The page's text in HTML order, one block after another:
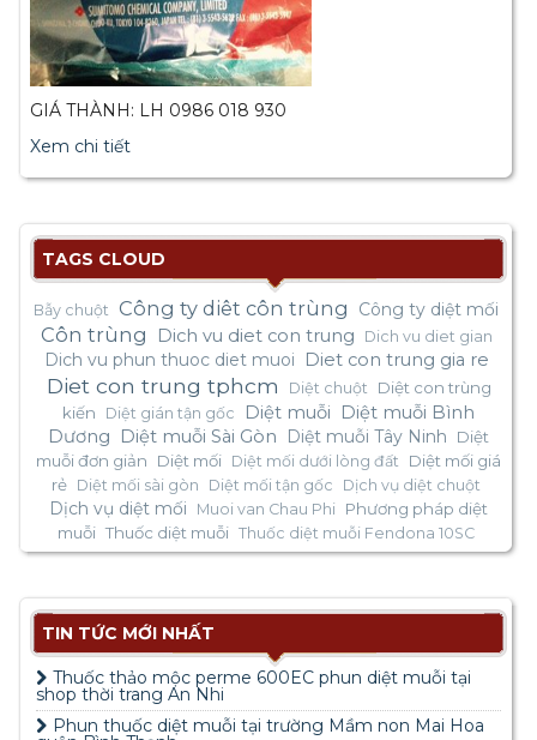
GIÁ THÀNH: LH 0986 018 930
Xem chi tiết
TAGS CLOUD
Bẫy chuột Công ty diêt côn trùng Công ty diệt mối
Côn trùng Dich vu diet con trung Dich vu diet gian
Dich vu phun thuoc diet muoi Diet con trung gia re
Diet con trung tphcm Diệt chuột
Diệt con trùng
kiến
Diệt gián tận gốc Diệt muỗi
Diệt muỗi Bình
Dương
Diệt muỗi Sài Gòn Diệt muỗi Tây Ninh
Diệt
muỗi đơn giản
Diệt mối Diệt mối dưới lòng đất
Diệt mối giá
rẻ Diệt mối sài gòn Diệt mối tận gốc Dịch vụ diệt chuột
Dịch vụ diệt mối Muoi van Chau Phi
Phương pháp diệt
muỗi Thuốc diệt muỗi Thuốc diệt muỗi Fendona 10SC
TIN TỨC MỚI NHẤT
Thuốc thảo mộc perme 600EC phun diệt muỗi tại
shop thời trang An Nhi
Phun thuốc diệt muỗi tại trường Mầm non Mai Hoa